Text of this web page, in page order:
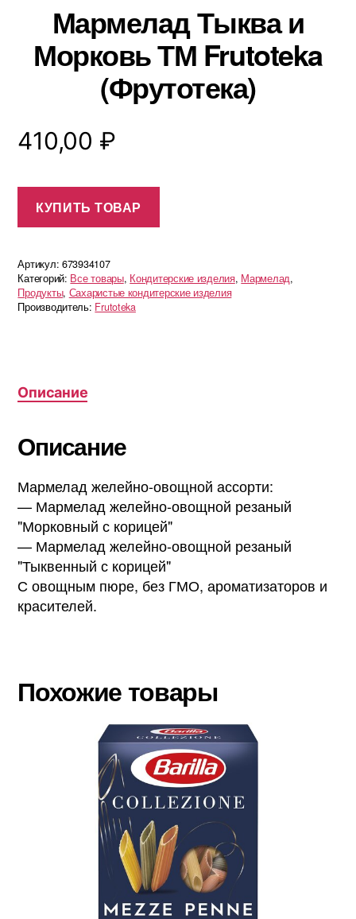
Мармелад Тыква и
Морковь ТМ Frutoteka
(Фрутотека)
410,00 ₽
КУПИТЬ ТОВАР
Артикул: 673934107
Категорий: Все товары, Кондитерские изделия, Мармелад,
Продукты, Сахаристые кондитерские изделия
Производитель: Frutoteka
Описание
Описание
Мармелад желейно-овощной ассорти:
— Мармелад желейно-овощной резаный
"Морковный с корицей"
— Мармелад желейно-овощной резаный
"Тыквенный с корицей"
С овощным пюре, без ГМО, ароматизаторов и
красителей.
Похожие товары